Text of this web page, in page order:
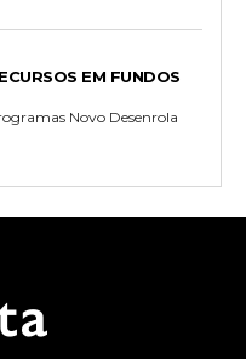
EM FUNDOS
Novo Desenrola